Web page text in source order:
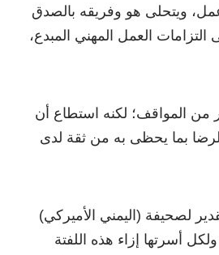
ويتحلى هو وفريقه بالصدق
التزامات العمل المهني المبدع،
من المواقف؛ لكنه استطاع أن
بما يحظى به من ثقة لدى
لصحيفة (اليمني الأميركي)
أسرتها إزاء هذه اللفتة